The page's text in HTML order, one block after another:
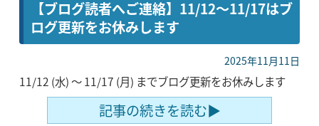
【ブログ読者へご連絡】11/12〜11/17はブ
ログ更新をお休みします
2025年11月11日
11/12 (水) 〜 11/17 (月) までブログ更新をお休みします
記事の続きを読む▶